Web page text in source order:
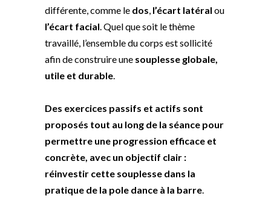
différente, comme le dos, l’écart latéral ou
l’écart facial. Quel que soit le thème
travaillé, l’ensemble du corps est sollicité
afin de construire une souplesse globale,
utile et durable.
Des exercices passifs et actifs sont
proposés tout au long de la séance pour
permettre une progression efficace et
concrète, avec un objectif clair :
réinvestir cette souplesse dans la
pratique de la pole dance à la barre.